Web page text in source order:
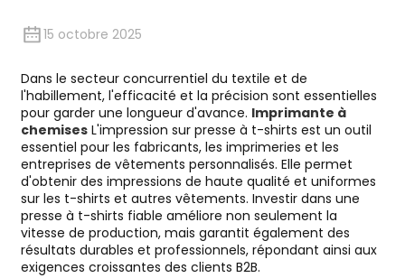
15 octobre 2025
Dans le secteur concurrentiel du textile et de
l'habillement, l'efficacité et la précision sont essentielles
pour garder une longueur d'avance. Imprimante à
chemisesL'impression sur presse à t-shirts est un outil
essentiel pour les fabricants, les imprimeries et les
entreprises de vêtements personnalisés. Elle permet
d'obtenir des impressions de haute qualité et uniformes
sur les t-shirts et autres vêtements. Investir dans une
presse à t-shirts fiable améliore non seulement la
vitesse de production, mais garantit également des
résultats durables et professionnels, répondant ainsi aux
exigences croissantes des clients B2B.